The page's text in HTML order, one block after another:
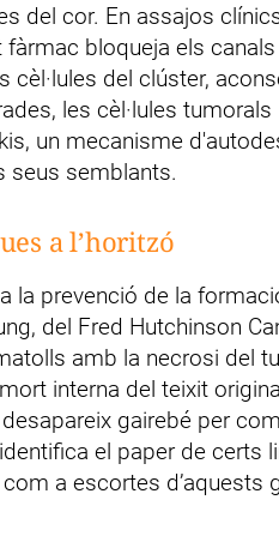
del cor. En assajos
bloqueja els
del clúster,
les cèl·lules tumorals
un mecanisme
seus semblants.
a l’horitzó
la prevenció de la
del Fred Hutchinson
amb la necrosi del
interna del teixit
gairebé per
el paper de certs
a escortes d’aquests